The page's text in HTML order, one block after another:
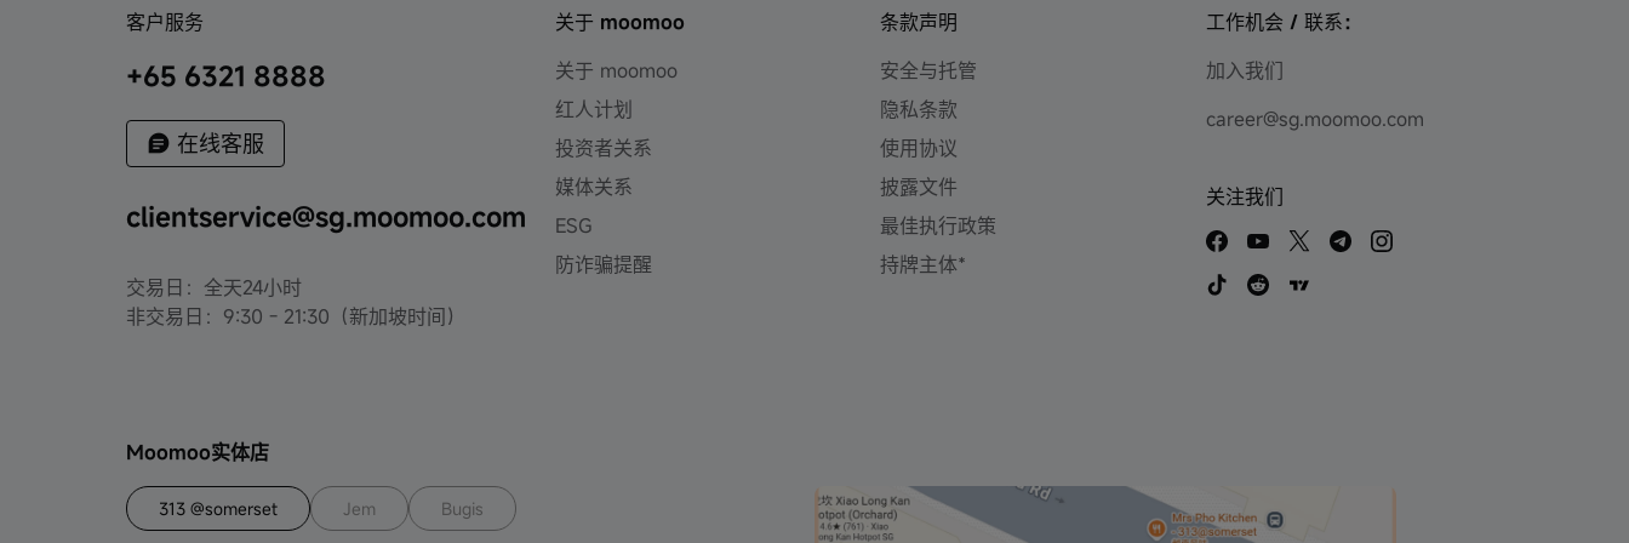
客户服务
+65 6321 8888
在线客服
clientservice@sg.moomoo.com
交易日：全天24小时
非交易日：9:30 - 21:30（新加坡时间）
关于 moomoo
关于 moomoo
红人计划
投资者关系
媒体关系
ESG
防诈骗提醒
条款声明
安全与托管
隐私条款
使用协议
披露文件
最佳执行政策
持牌主体*
工作机会 / 联系：
加入我们
career@sg.moomoo.com
关注我们
Moomoo实体店
313 @somerset Jem Bugis